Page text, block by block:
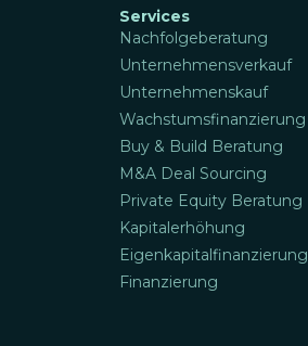
Services
Nachfolgeberatung
Unternehmensverkauf
Unternehmenskauf
Wachstumsfinanzierung
Buy & Build Beratung
M&A Deal Sourcing
Private Equity Beratung
Kapitalerhöhung
Eigenkapitalfinanzierung
Finanzierung